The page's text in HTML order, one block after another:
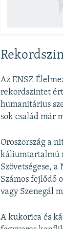
Az ENSZ
rekordszintet
humanitárius
sok család már
Oroszország a
káliumtartalmú
Szövetségese,
Számos fejlődő
vagy Szenegál
A kukorica és